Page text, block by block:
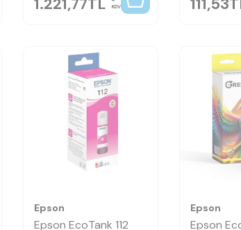
KDV
Epson
Epson EcoTank 112
Epson
Epson